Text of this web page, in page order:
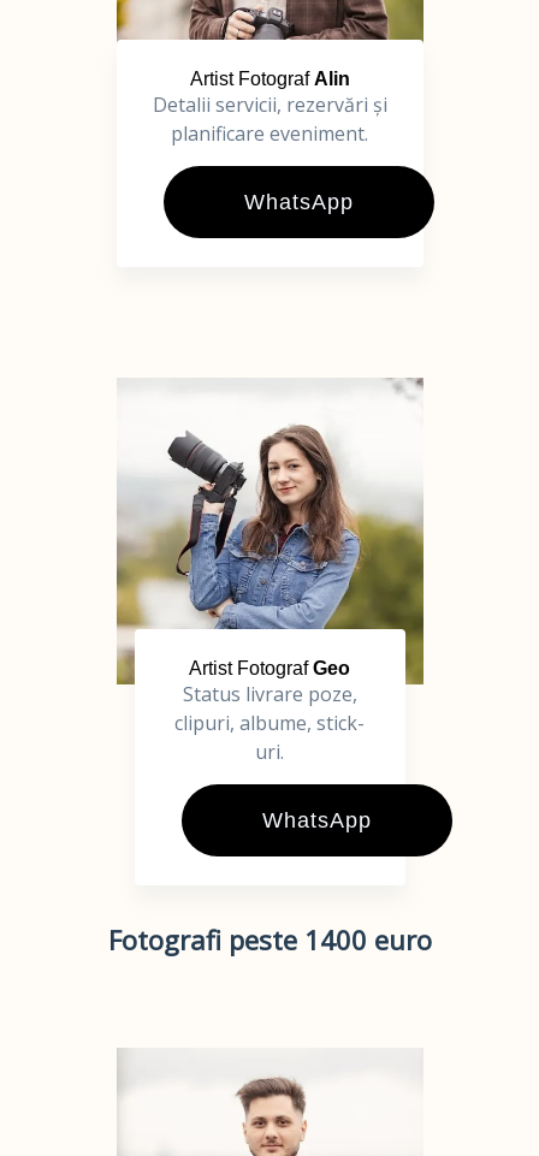
Artist FotografAlin
Detalii servicii, rezervări și
planificare eveniment.
WhatsApp
Artist FotografGeo
Status livrare poze,
clipuri, albume, stick-
uri.
WhatsApp
Fotografi peste 1400 euro